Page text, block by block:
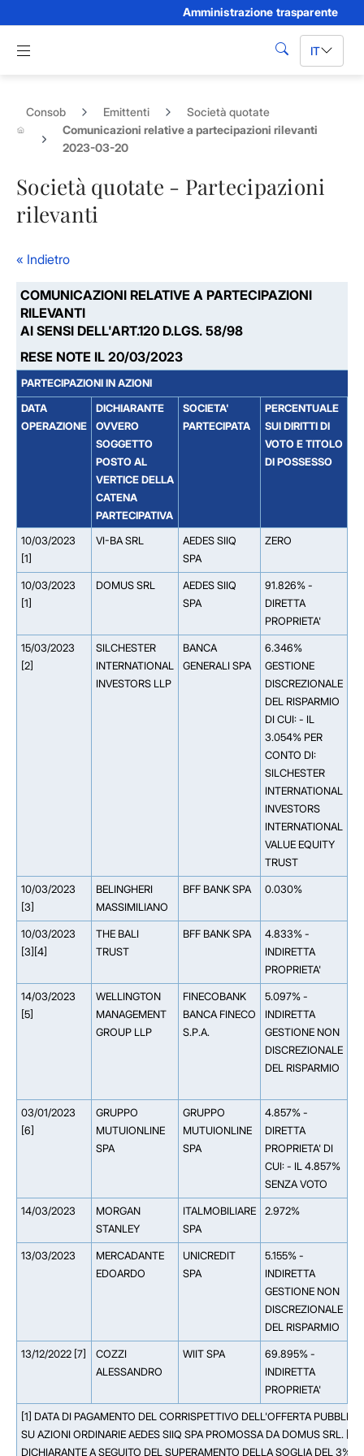
Amministrazione trasparente
Apri menu di navigazione
cerca IT
Consob Emittenti
Società quotate
Comunicazioni relative a partecipazioni rilevanti
2023-03-20
Società quotate - Partecipazioni
rilevanti
« Indietro
COMUNICAZIONI RELATIVE A PARTECIPAZIONI
RILEVANTI
AI SENSI DELL'ART.120 D.LGS. 58/98
RESE NOTE IL 20/03/2023
PARTECIPAZIONI IN AZIONI
DATA
OPERAZIONE
DICHIARANTE
OVVERO
SOGGETTO
POSTO AL
VERTICE DELLA
CATENA
PARTECIPATIVA
SOCIETA'
PARTECIPATA
PERCENTUALE
SUI DIRITTI DI
VOTO E TITOLO
DI POSSESSO
10/03/2023
[1]
VI-BA SRL
AEDES SIIQ
SPA
ZERO
10/03/2023
[1]
DOMUS SRL
AEDES SIIQ
SPA
91.826% -
DIRETTA
PROPRIETA'
15/03/2023
[2]
SILCHESTER
INTERNATIONAL
INVESTORS LLP
BANCA
GENERALI SPA
6.346%
GESTIONE
DISCREZIONALE
DEL RISPARMIO
DI CUI: - IL
3.054% PER
CONTO DI:
SILCHESTER
INTERNATIONAL
INVESTORS
INTERNATIONAL
VALUE EQUITY
TRUST
10/03/2023
[3]
BELINGHERI
MASSIMILIANO
BFF BANK SPA 0.030%
10/03/2023
[3][4]
THE BALI
TRUST
BFF BANK SPA
4.833% -
INDIRETTA
PROPRIETA'
14/03/2023
[5]
WELLINGTON
MANAGEMENT
GROUP LLP
FINECOBANK
BANCA FINECO
S.P.A.
5.097% -
INDIRETTA
GESTIONE NON
DISCREZIONALE
DEL RISPARMIO
03/01/2023
[6]
GRUPPO
MUTUIONLINE
SPA
GRUPPO
MUTUIONLINE
SPA
4.857% -
DIRETTA
PROPRIETA' DI
CUI: - IL 4.857%
SENZA VOTO
14/03/2023
MORGAN
STANLEY
ITALMOBILIARE
SPA
2.972%
13/03/2023
MERCADANTE
EDOARDO
UNICREDIT
SPA
5.155% -
INDIRETTA
GESTIONE NON
DISCREZIONALE
DEL RISPARMIO
13/12/2022 [7]
COZZI
ALESSANDRO
WIIT SPA
69.895% -
INDIRETTA
PROPRIETA'
[1] DATA DI PAGAMENTO DEL CORRISPETTIVO DELL'OFFERTA
SU AZIONI ORDINARIE AEDES SIIQ SPA PROMOSSA DA DOMUS SRL.
DICHIARANTE A SEGUITO DEL SUPERAMENTO DELLA SOGLIA DEL 3%